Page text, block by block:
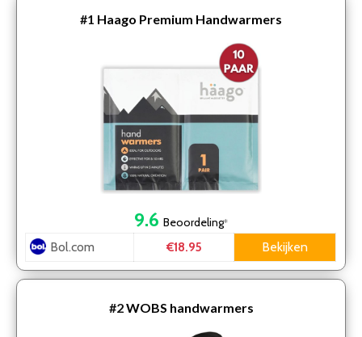
#1 Haago Premium Handwarmers
9.6 Beoordeling*
Bol.com €18.95 Bekijken
#2WOBS handwarmers